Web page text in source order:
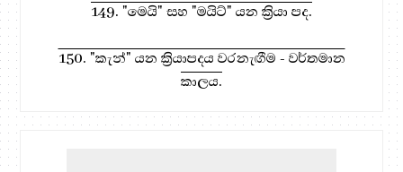
149. "මෙයි" සහ "මයිට්" යන ක්‍රියා පද.
150. "කැන්" යන ක්‍රියාපදය වරනැඟීම - වර්තමාන
කාලය.